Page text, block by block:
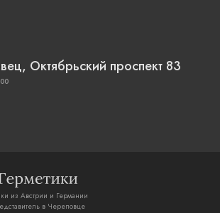
Октябрьский проспект 83
из Австрии и Германии
в Череповце